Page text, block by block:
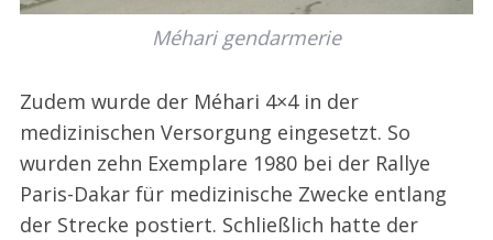
Méhari gendarmerie
Zudem wurde der Méhari 4×4 in der
medizinischen Versorgung eingesetzt. So
wurden zehn Exemplare 1980 bei der Rallye
Paris-Dakar für medizinische Zwecke entlang
der Strecke postiert. Schließlich hatte der